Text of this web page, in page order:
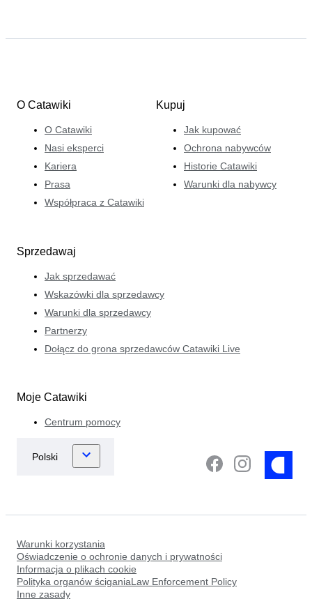
O Catawiki
O Catawiki
Nasi eksperci
Kariera
Prasa
Współpraca z Catawiki
Kupuj
Jak kupować
Ochrona nabywców
Historie Catawiki
Warunki dla nabywcy
Sprzedawaj
Jak sprzedawać
Wskazówki dla sprzedawcy
Warunki dla sprzedawcy
Partnerzy
Dołącz do grona sprzedawców Catawiki Live
Moje Catawiki
Centrum pomocy
Warunki korzystania
Oświadczenie o ochronie danych i prywatności
Informacja o plikach cookie
Polityka organów ściganiaLaw Enforcement Policy
Inne zasady